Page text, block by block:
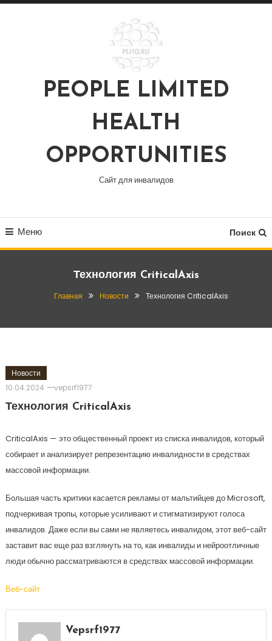
Перейти
PEOPLE LIMITED
HEALTH
OPPORTUNITIES
Сайт для инвалидов
Меню Поиск
Технология CriticalAxis
Главная Новости Технология CriticalAxis
Новости
10.04.2024
vepsrf1977
Технология CriticalAxis
CriticalAxis — это общественный проект из списка инвалидов, который
собирает и анализирует репрезентацию инвалидности в средствах
массовой информации.
Большая часть критики касается рекламы от мальтийцев до Microsoft,
подчеркивая тропы, которые усиливают и стигматизируют голоса
инвалидов. Даже если вы сами не являетесь инвалидом, этот веб-сайт
заставит вас еще раз взглянуть на то, как инвалиды и нейроотличные
люди обычно рассматриваются в средствах массовой информации.
Веб-сайт
Vepsrf1977